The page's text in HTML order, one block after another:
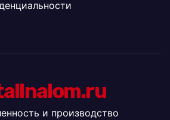
и производство